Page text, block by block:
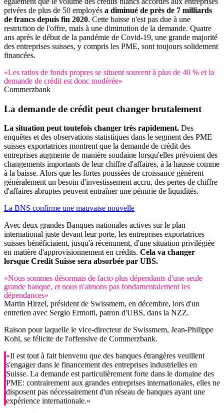
privées de plus de 50 employés a diminué de près de 7 milliards
de francs depuis fin 2020. Cette baisse n'est pas due à une
restriction de l'offre, mais à une diminution de la demande. Quatre
ans après le début de la pandémie de Covid-19, une grande majorité
des entreprises suisses, y compris les PME, sont toujours solidement
financées.
«Les ratios de fonds propres se situent souvent à plus de 40 % et la
demande de crédit est donc modérée»
Commerzbank
La demande de crédit peut changer brutalement
La situation peut toutefois changer très rapidement. Des
enquêtes et des observations statistiques dans le segment des PME
suisses exportatrices montrent que la demande de crédit des
entreprises augmente de manière soudaine lorsqu'elles prévoient des
changements importants de leur chiffre d'affaires, à la hausse comme
à la baisse. Alors que les fortes poussées de croissance génèrent
généralement un besoin d'investissement accru, des pertes de chiffre
d'affaires abruptes peuvent entraîner une pénurie de liquidités.
La BNS confirme une mauvaise nouvelle
Avec deux grandes Banques nationales actives sur le plan
international juste devant leur porte, les entreprises exportatrices
suisses bénéficiaient, jusqu'à récemment, d'une situation privilégiée
en matière d'approvisionnement en crédits. Cela va changer
lorsque Credit Suisse sera absorbée par UBS.
«Nous sommes désormais de facto plus dépendants d'une seule
grande banque, et nous n'aimons pas fondamentalement les
dépendances»
Martin Hirzel, président de Swissmem, en décembre, lors d'un
entretien avec Sergio Ermotti, patron d'UBS, dans la NZZ.
Raison pour laquelle le vice-directeur de Swissmem, Jean-Philippe
Kohl, se félicite de l'offensive de Commerzbank.
«Il est tout à fait bienvenu que des banques étrangères veuillent
s'engager dans le financement des entreprises industrielles en
Suisse. La demande est particulièrement forte dans le domaine des
PME: contrairement aux grandes entreprises internationales, elles ne
disposent pas nécessairement d'un réseau de banques ayant une
expérience internationale.»